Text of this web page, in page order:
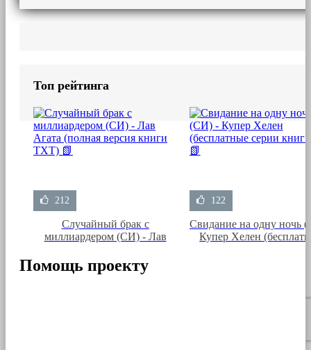
Топ рейтинга
212
Случайный брак с
миллиардером (СИ) - Лав
TXT) 📗
122
Свидание на одну ночь
Купер Хелен
Помощь проекту